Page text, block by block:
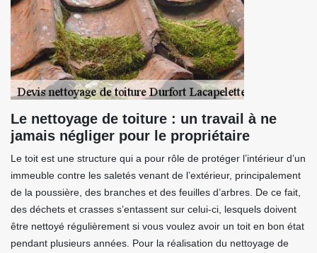
Le nettoyage de toiture : un travail à ne
jamais négliger pour le propriétaire
Le toit est une structure qui a pour rôle de protéger l’intérieur d’un
immeuble contre les saletés venant de l’extérieur, principalement
de la poussière, des branches et des feuilles d’arbres. De ce fait,
des déchets et crasses s’entassent sur celui-ci, lesquels doivent
être nettoyé régulièrement si vous voulez avoir un toit en bon état
pendant plusieurs années. Pour la réalisation du nettoyage de